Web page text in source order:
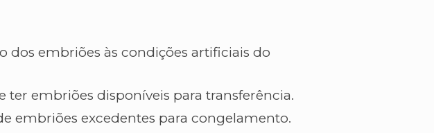
dos embriões às condições artificiais do
ter embriões disponíveis para transferência.
embriões excedentes para congelamento.